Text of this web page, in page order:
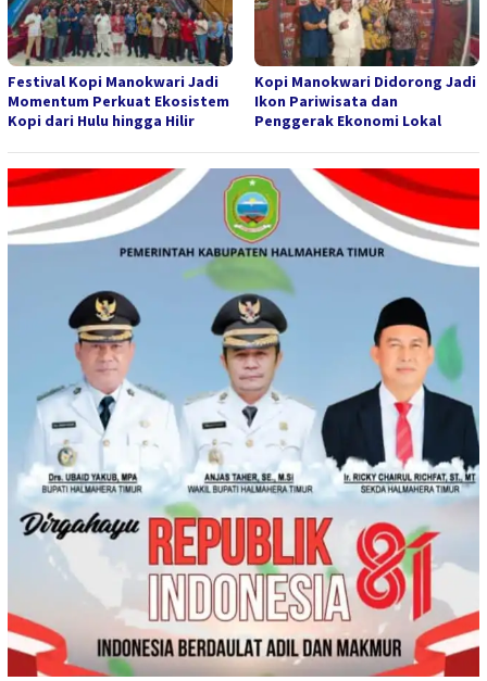
Festival Kopi Manokwari Jadi
Momentum Perkuat Ekosistem
Kopi dari Hulu hingga Hilir
Kopi Manokwari Didorong Jadi
Ikon Pariwisata dan
Penggerak Ekonomi Lokal